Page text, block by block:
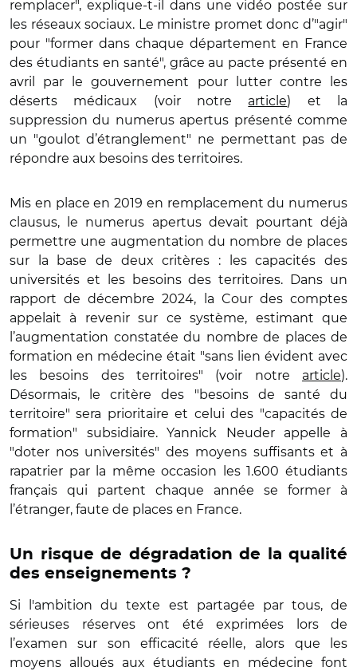
remplacer", explique-t-il dans une vidéo postée sur
les réseaux sociaux. Le ministre promet donc d’"agir"
pour "former dans chaque département en France
des étudiants en santé", grâce au pacte présenté en
avril par le gouvernement pour lutter contre les
déserts médicaux (voir notre article) et la
suppression du numerus apertus présenté comme
un "goulot d’étranglement" ne permettant pas de
répondre aux besoins des territoires.
Mis en place en 2019 en remplacement du numerus
clausus, le numerus apertus devait pourtant déjà
permettre une augmentation du nombre de places
sur la base de deux critères : les capacités des
universités et les besoins des territoires. Dans un
rapport de décembre 2024, la Cour des comptes
appelait à revenir sur ce système, estimant que
l’augmentation constatée du nombre de places de
formation en médecine était "sans lien évident avec
les besoins des territoires" (voir notre article).
Désormais, le critère des "besoins de santé du
territoire" sera prioritaire et celui des "capacités de
formation" subsidiaire. Yannick Neuder appelle à
"doter nos universités" des moyens suffisants et à
rapatrier par la même occasion les 1.600 étudiants
français qui partent chaque année se former à
l’étranger, faute de places en France.
Un risque de dégradation de la qualité
des enseignements ?
Si l'ambition du texte est partagée par tous, de
sérieuses réserves ont été exprimées lors de
l’examen sur son efficacité réelle, alors que les
moyens alloués aux étudiants en médecine font